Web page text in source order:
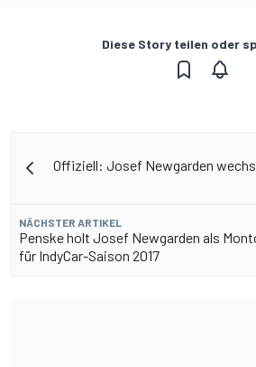
Diese Story teilen oder
Offiziell: Josef Newgarden
NÄCHSTER ARTIKEL
Penske holt Josef Newgarden als
für IndyCar-Saison 2017